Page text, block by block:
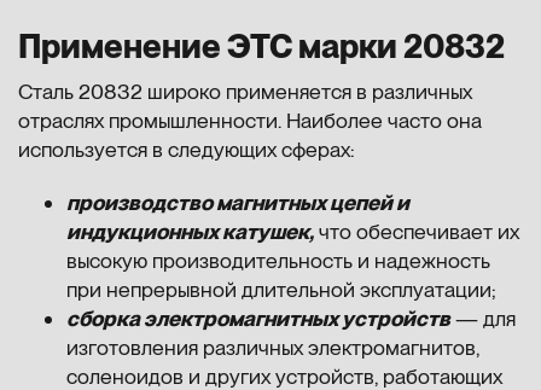
Применение ЭТС марки 20832
Сталь 20832 широко применяется в различных
отраслях промышленности. Наиболее часто она
используется в следующих сферах:
производство магнитных цепей и
индукционных катушек,что обеспечивает их
высокую производительность и надежность
при непрерывной длительной эксплуатации;
сборка электромагнитных устройств— для
изготовления различных электромагнитов,
соленоидов и других устройств, работающих